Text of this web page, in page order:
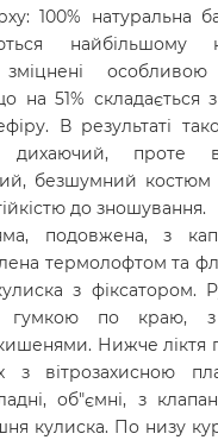
100% натуральна
найбільшому
зміцнені
на 51% складається
В результаті
дихаючий, проте
безшумний
до зношування.
подовжена, з
термолофтом та
з фіксатором.
гумкою по краю, з
Нижче ліктя
з вітрозахисною
об"ємні, з
кулиска. По низу